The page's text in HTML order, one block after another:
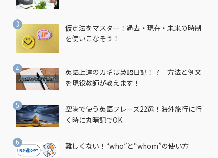
仮定法をマスター！過去・現在・未来の時制
を使いこなそう！
英語上達のカギは英語日記！？ 方法と例文
を現役教師が教えます！
空港で使う英語フレーズ22選！海外旅行に行
く時に丸暗記でOK
難しくない！“who”と“whom”の使い方